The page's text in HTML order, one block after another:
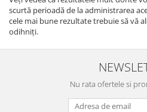
scurtă perioadă de la administrarea
cele mai bune rezultate trebuie să vă
odihniți.
Nu rata ofertele si